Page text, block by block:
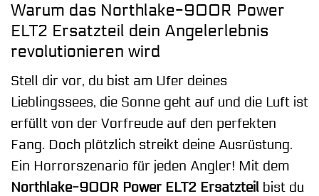
Warum das Northlake-900R Power
ELT2 Ersatzteil dein Angelerlebnis
revolutionieren wird
Stell dir vor, du bist am Ufer deines
Lieblingssees, die Sonne geht auf und die Luft ist
erfüllt von der Vorfreude auf den perfekten
Fang. Doch plötzlich streikt deine Ausrüstung.
Ein Horrorszenario für jeden Angler! Mit dem
Northlake-900R Power ELT2 Ersatzteil bist du